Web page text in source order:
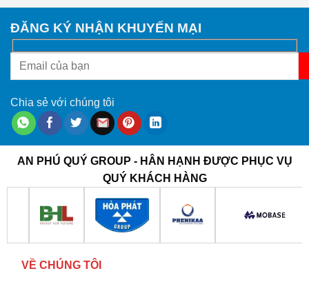
ĐĂNG KÝ NHẬN KHUYẾN MẠI
Chia sẻ với chúng tôi
AN PHÚ QUÝ GROUP - HÂN HẠNH ĐƯỢC PHỤC VỤ
QUÝ KHÁCH HÀNG
VỀ CHÚNG TÔI